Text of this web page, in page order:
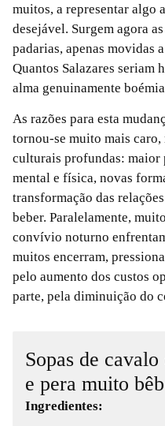
muitos, a representar algo
desejável. Surgem agora as
padarias, apenas movidas
Quantos Salazares seriam
alma genuinamente
As razões para esta
tornou-se muito mais caro,
culturais profundas: maior
mental e física, novas
transformação das
beber. Paralelamente,
convívio noturno
muitos encerram,
pelo aumento dos custos
parte, pela diminuição do
Sopas de
e pera muito
Ingredientes: